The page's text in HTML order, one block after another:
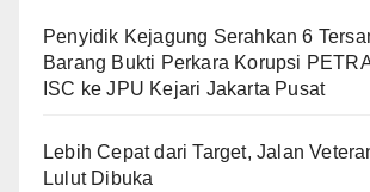
Penyidik Kejagung Serahkan 6
Barang Bukti Perkara Korupsi
ISC ke JPU Kejari Jakarta Pusat
Lebih Cepat dari Target, Jalan
Lulut Dibuka